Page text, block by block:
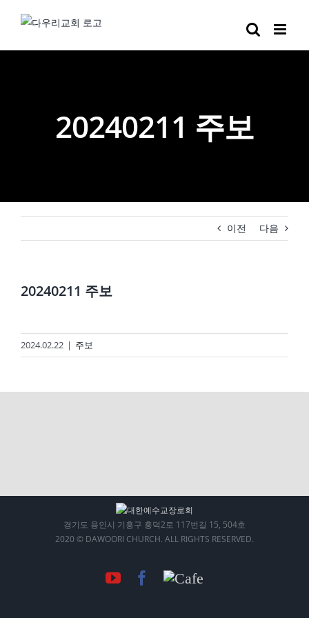
20240211 주보
이전 다음
20240211 주보
2024.02.22 | 주보
경기도 용인시 기흥구 흥덕2로 117번길 15, 504호
2020 © DAWOORI CHURCH. ALL RIGHTS RESERVED.
YouTubeFacebook
Cafe